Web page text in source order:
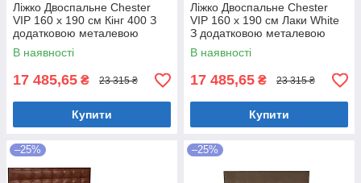
Ліжко Двоспальне Chester
VIP 160 х 190 см Кінг 400 З
додатковою металевою
цільнозварною рамою C1
Білий
В наявності
17 485,65 ₴ 23 315 ₴
Купити
Ліжко Двоспальне Chester
VIP 160 х 190 см Лаки White
З додатковою металевою
цільнозварною рамою Білий
В наявності
17 485,65 ₴ 23 315 ₴
Купити
–25% –25%